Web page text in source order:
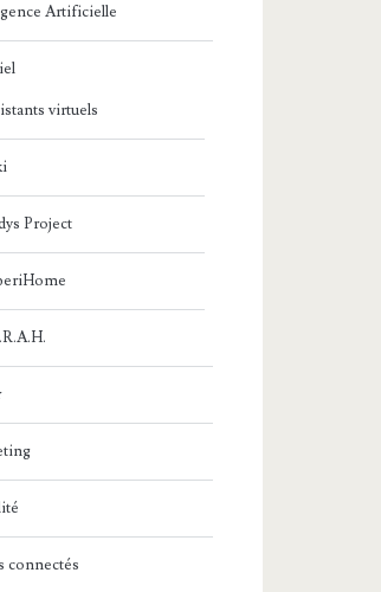
Artificielle
virtuels
Project
connectés